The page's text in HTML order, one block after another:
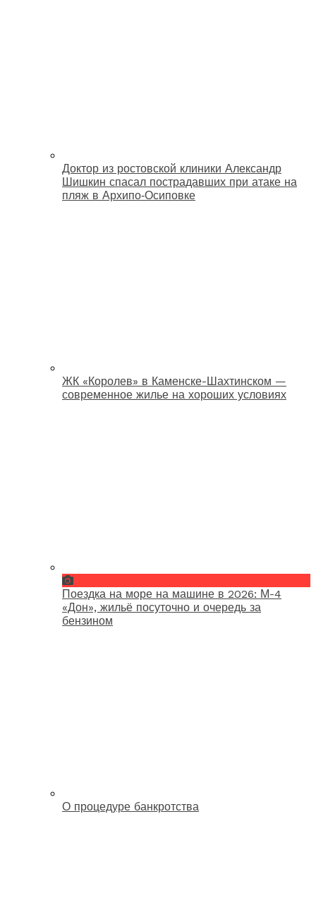
Доктор из ростовской клиники Александр
Шишкин спасал пострадавших при атаке на
пляж в Архипо‑Осиповке
ЖК «Королев» в Каменске-Шахтинском —
современное жилье на хороших условиях
Поездка на море на машине в 2026: М-4
«Дон», жильё посуточно и очередь за
бензином
О процедуре банкротства